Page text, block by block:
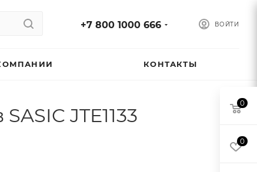
ВОЙТИ
+7 800 1000 666
КОНТАКТЫ
JTE1133
0
0